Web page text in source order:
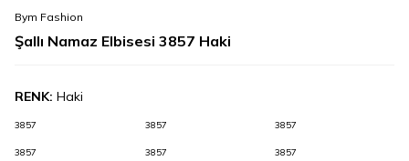
Bym Fashion
Şallı Namaz Elbisesi 3857 Haki
RENK: Haki
3857 3857 3857
3857 3857 3857